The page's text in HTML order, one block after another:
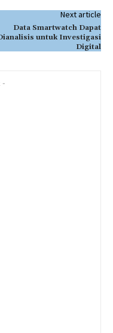
Next article
Data Smartwatch Dapat
untuk Investigasi
Digital
-